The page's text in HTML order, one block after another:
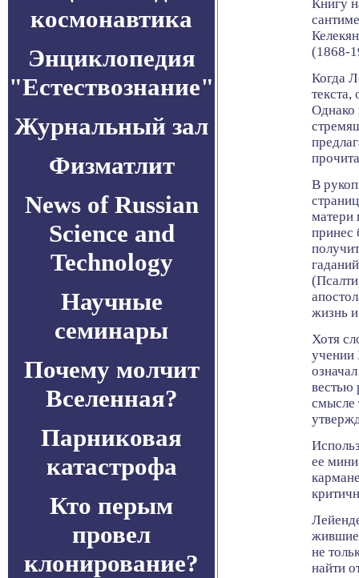
космонавтика
Энциклопедия
"Естествознание"
Журнальный зал
Физматлит
News of Russian
Science and
Technology
Научные
семинары
Почему молчит
Вселенная?
Парниковая
катастрофа
Кто перым
провел
клонирование?
Книгу
(1868-
Когда
Однако
В
матери
принес
жизнь
Хотя
учении
вестью
смысле
ее
жившие
не
найти